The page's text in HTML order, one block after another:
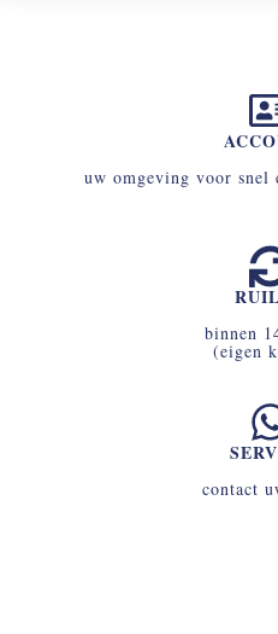
uw omgeving voor snel
binnen
(eigen
contact